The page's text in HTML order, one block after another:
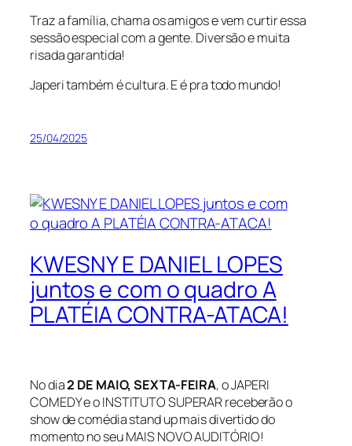
Traz a família, chama os amigos e vem curtir essa
sessão especial com a gente. Diversão e muita
risada garantida!
Japeri também é cultura. E é pra todo mundo!
25/04/2025
KWESNY E DANIEL LOPES
juntos e com o quadro A
PLATÉIA CONTRA-ATACA!
No dia2 DE MAIO, SEXTA-FEIRA, o JAPERI
COMEDY e o INSTITUTO SUPERAR receberão o
show de comédia stand up mais divertido do
momento no seu MAIS NOVO AUDITÓRIO!